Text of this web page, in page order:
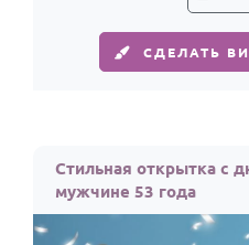
ПЕРСОНАЛЬНЫЕ
Пожелания
СДЕЛАТЬ
Стильная открытка с
мужчине 53 года